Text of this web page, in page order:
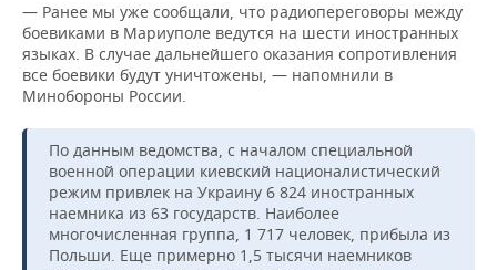
— Ранее мы уже сообщали, что радиопереговоры между
боевиками в Мариуполе ведутся на шести иностранных
языках. В случае дальнейшего оказания сопротивления
все боевики будут уничтожены, — напомнили в
Минобороны России.
По данным ведомства, с началом специальной
военной операции киевский националистический
режим привлек на Украину 6 824 иностранных
наемника из 63 государств. Наиболее
многочисленная группа, 1 717 человек, прибыла из
Польши. Еще примерно 1,5 тысячи наемников